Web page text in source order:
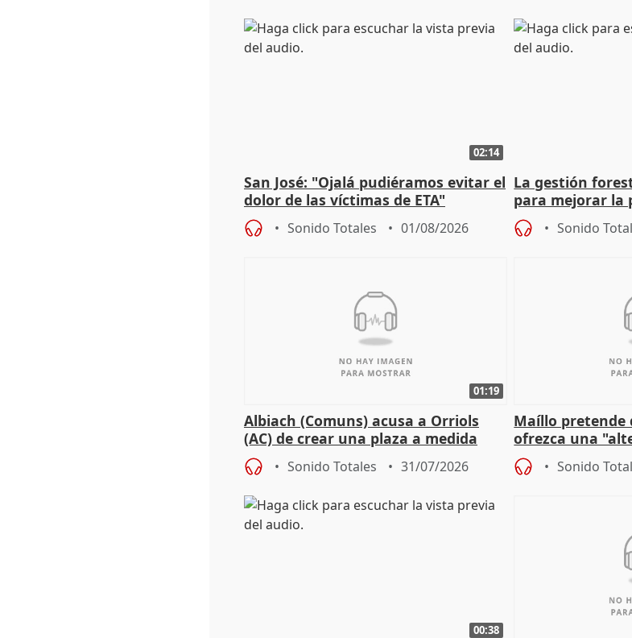
02:14
San José: "Ojalá pudiéramos evitar el
dolor de las víctimas de ETA"
Sonido Totales 01/08/2026
La gestión
para mejorar la
actuación frente
Sonido
01:19
Albiach (Comuns) acusa a Orriols
(AC) de crear una plaza a medida
para su hija en Ripoll (Girona)
Sonido Totales 31/07/2026
Maíllo pretende
ofrezca una
gobierno" con
Sonido
00:38